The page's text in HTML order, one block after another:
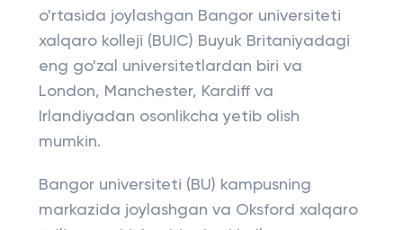
o'rtasida joylashgan Bangor universiteti
xalqaro kolleji (BUIC) Buyuk Britaniyadagi
eng go'zal universitetlardan biri va
London, Manchester, Kardiff va
Irlandiyadan osonlikcha yetib olish
mumkin.
Bangor universiteti (BU) kampusning
markazida joylashgan va Oksford xalqaro